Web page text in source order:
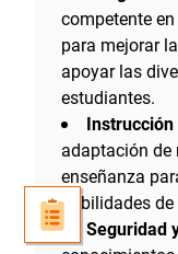
competente
para mejorar
apoyar las
estudiantes.
adaptación de
enseñanza
habilidades
Seguridad